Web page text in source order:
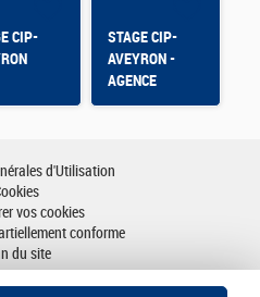
CIP-
STAGE CIP-
AVEYRON -
AGENCE
MILLAU
d'Utilisation
vos cookies
conforme
du site